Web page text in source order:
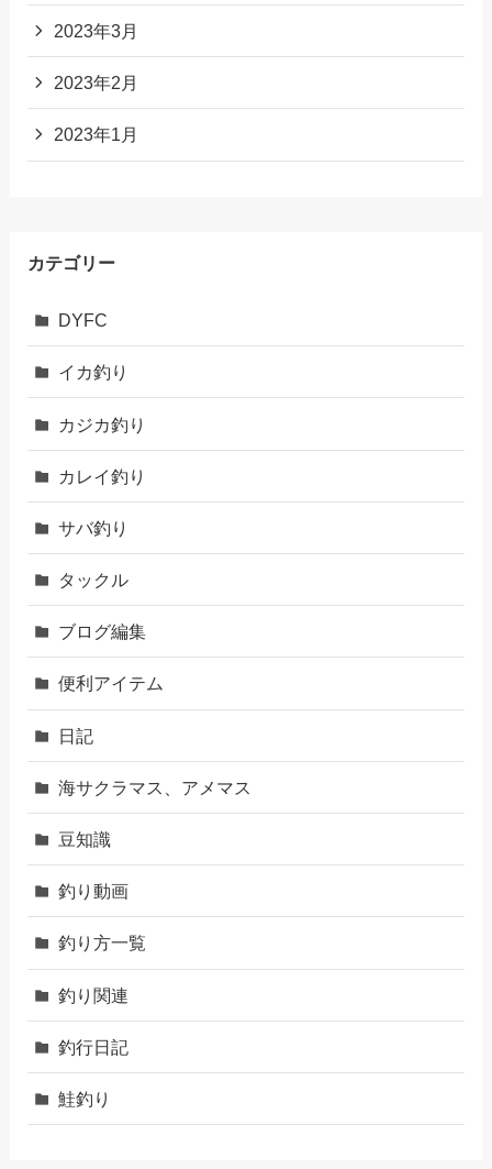
2023年3月
2023年2月
2023年1月
カテゴリー
DYFC
イカ釣り
カジカ釣り
カレイ釣り
サバ釣り
タックル
ブログ編集
便利アイテム
日記
海サクラマス、アメマス
豆知識
釣り動画
釣り方一覧
釣り関連
釣行日記
鮭釣り